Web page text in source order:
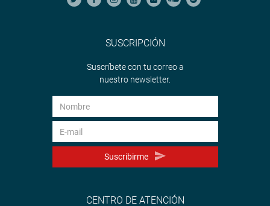
SUSCRIPCIÓN
Suscríbete con tu correo a
nuestro newsletter.
Suscribirme
CENTRO DE ATENCIÓN